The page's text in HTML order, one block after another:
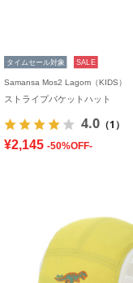
タイムセール対象 SALE
Samansa Mos2 Lagom（KIDS）
ストライプバケットハット
4.0 （1）
¥2,145 -50%OFF-